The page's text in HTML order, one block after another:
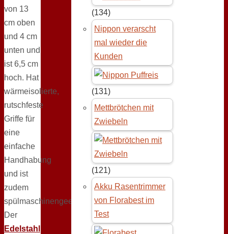
von 13
cm oben
und 4 cm
unten und
ist 6,5 cm
hoch. Hat
wärmeisolierte,
rutschfeste
Griffe für
eine
einfache
Handhabung
und ist
zudem
spülmaschinengeeignet.
Der
Edelstahl
(134)
Nippon verarscht
mal wieder die
Kunden
(131)
Mettbrötchen mit
Zwiebeln
(121)
Akku Rasentrimmer
von Florabest im
Test